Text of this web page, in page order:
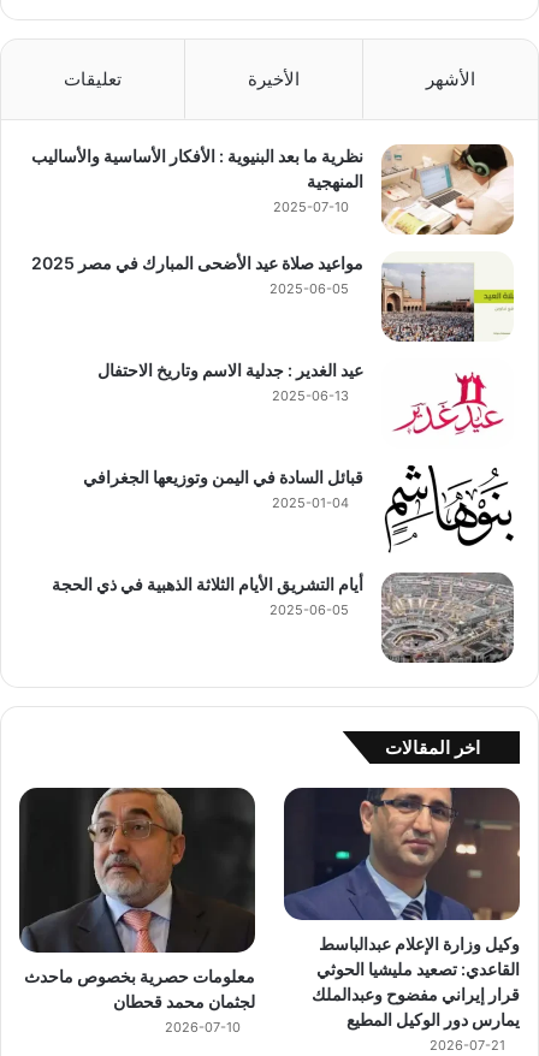
الأشهر الأخيرة تعليقات
نظرية ما بعد البنيوية : الأفكار الأساسية والأساليب
المنهجية
2025-07-10
مواعيد صلاة عيد الأضحى المبارك في مصر 2025
2025-06-05
عيد الغدير : جدلية الاسم وتاريخ الاحتفال
2025-06-13
قبائل السادة في اليمن وتوزيعها الجغرافي
2025-01-04
أيام التشريق الأيام الثلاثة الذهبية في ذي الحجة
2025-06-05
اخر المقالات
وكيل وزارة الإعلام عبدالباسط
القاعدي: تصعيد مليشيا الحوثي
قرار إيراني مفضوح وعبدالملك
يمارس دور الوكيل المطيع
2026-07-21
معلومات حصرية بخصوص ماحدث
لجثمان محمد قحطان
2026-07-10